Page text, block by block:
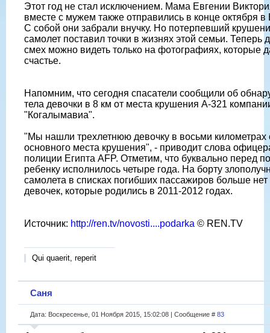
Этот год не стал исключением. Мама Евгении
вместе с мужем также отправились в конце октября в
С собой они забрали внучку. Но потерпевший
самолет поставил точки в жизнях этой семьи. Теперь
смех можно видеть только на фотографиях, которые
счастье.
Напомним, что сегодня спасатели сообщили об
тела девочки в 8 км от места крушения A-321
"Когалымавиа".
"Мы нашли трехлетнюю девочку в восьми километрах
основного места крушения", - приводит слова
полиции Египта AFP. Отметим, что буквально перед
ребенку исполнилось четыре года. На борту
самолета в списках погибших пассажиров больше нет
девочек, которые родились в 2011-2012 годах.
Источник: http://ren.tv/novosti....podarka © REN.TV
Qui quaerit, reperit
Саня
Дата: Воскресенье, 01 Ноября 2015, 15:02:08 | Сообщение # 83